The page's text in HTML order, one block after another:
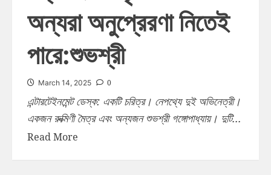
অন্যরা অনুপ্রেরণা নিতেই
পারে:শুভশ্রী
March 14, 2025 0
এন্টারটেইনমেন্ট ডেস্ক: একটি চরিত্র। নেপথ্যে দুই অভিনেত্রী।
একজন রুক্মিণী মৈত্র এবং অন্যজন শুভশ্রী গঙ্গোপাধ্যায়। দুটি...
Read More